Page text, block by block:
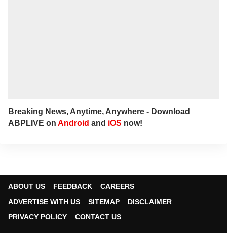
Breaking News, Anytime, Anywhere - Download
ABPLIVE on Android and iOS now!
ABOUT US FEEDBACK
CAREERS
ADVERTISE WITH US
SITEMAP
DISCLAIMER
PRIVACY POLICY
CONTACT US